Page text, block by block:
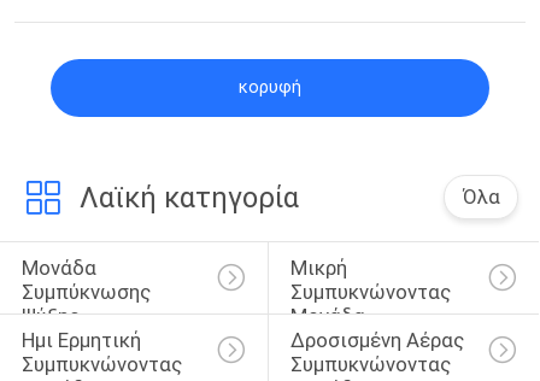
κορυφή
Λαϊκή κατηγορία Όλα
Μονάδα
Συμπύκνωσης
Ψύξης
Μικρή
Συμπυκνώνοντας
Μονάδα
Ημι Ερμητική
Συμπυκνώνοντας
Δροσισμένη Αέρας
Συμπυκνώνοντας